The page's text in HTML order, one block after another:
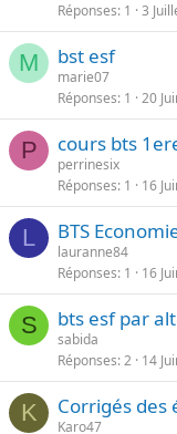
Réponses 1 3
M bst esf
marie07
Réponses 1 20
P cours bts
perrinesix
Réponses 1 16
L BTS
lauranne84
Réponses 1 16
S bts esf par
sabida
Réponses 2 14
K Corrigés des
Karo47